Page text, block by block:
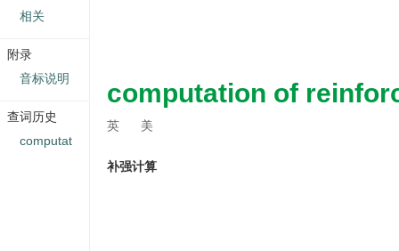
computation of
英 美
补强计算
相关
附录
音标说明
查词历史
computat